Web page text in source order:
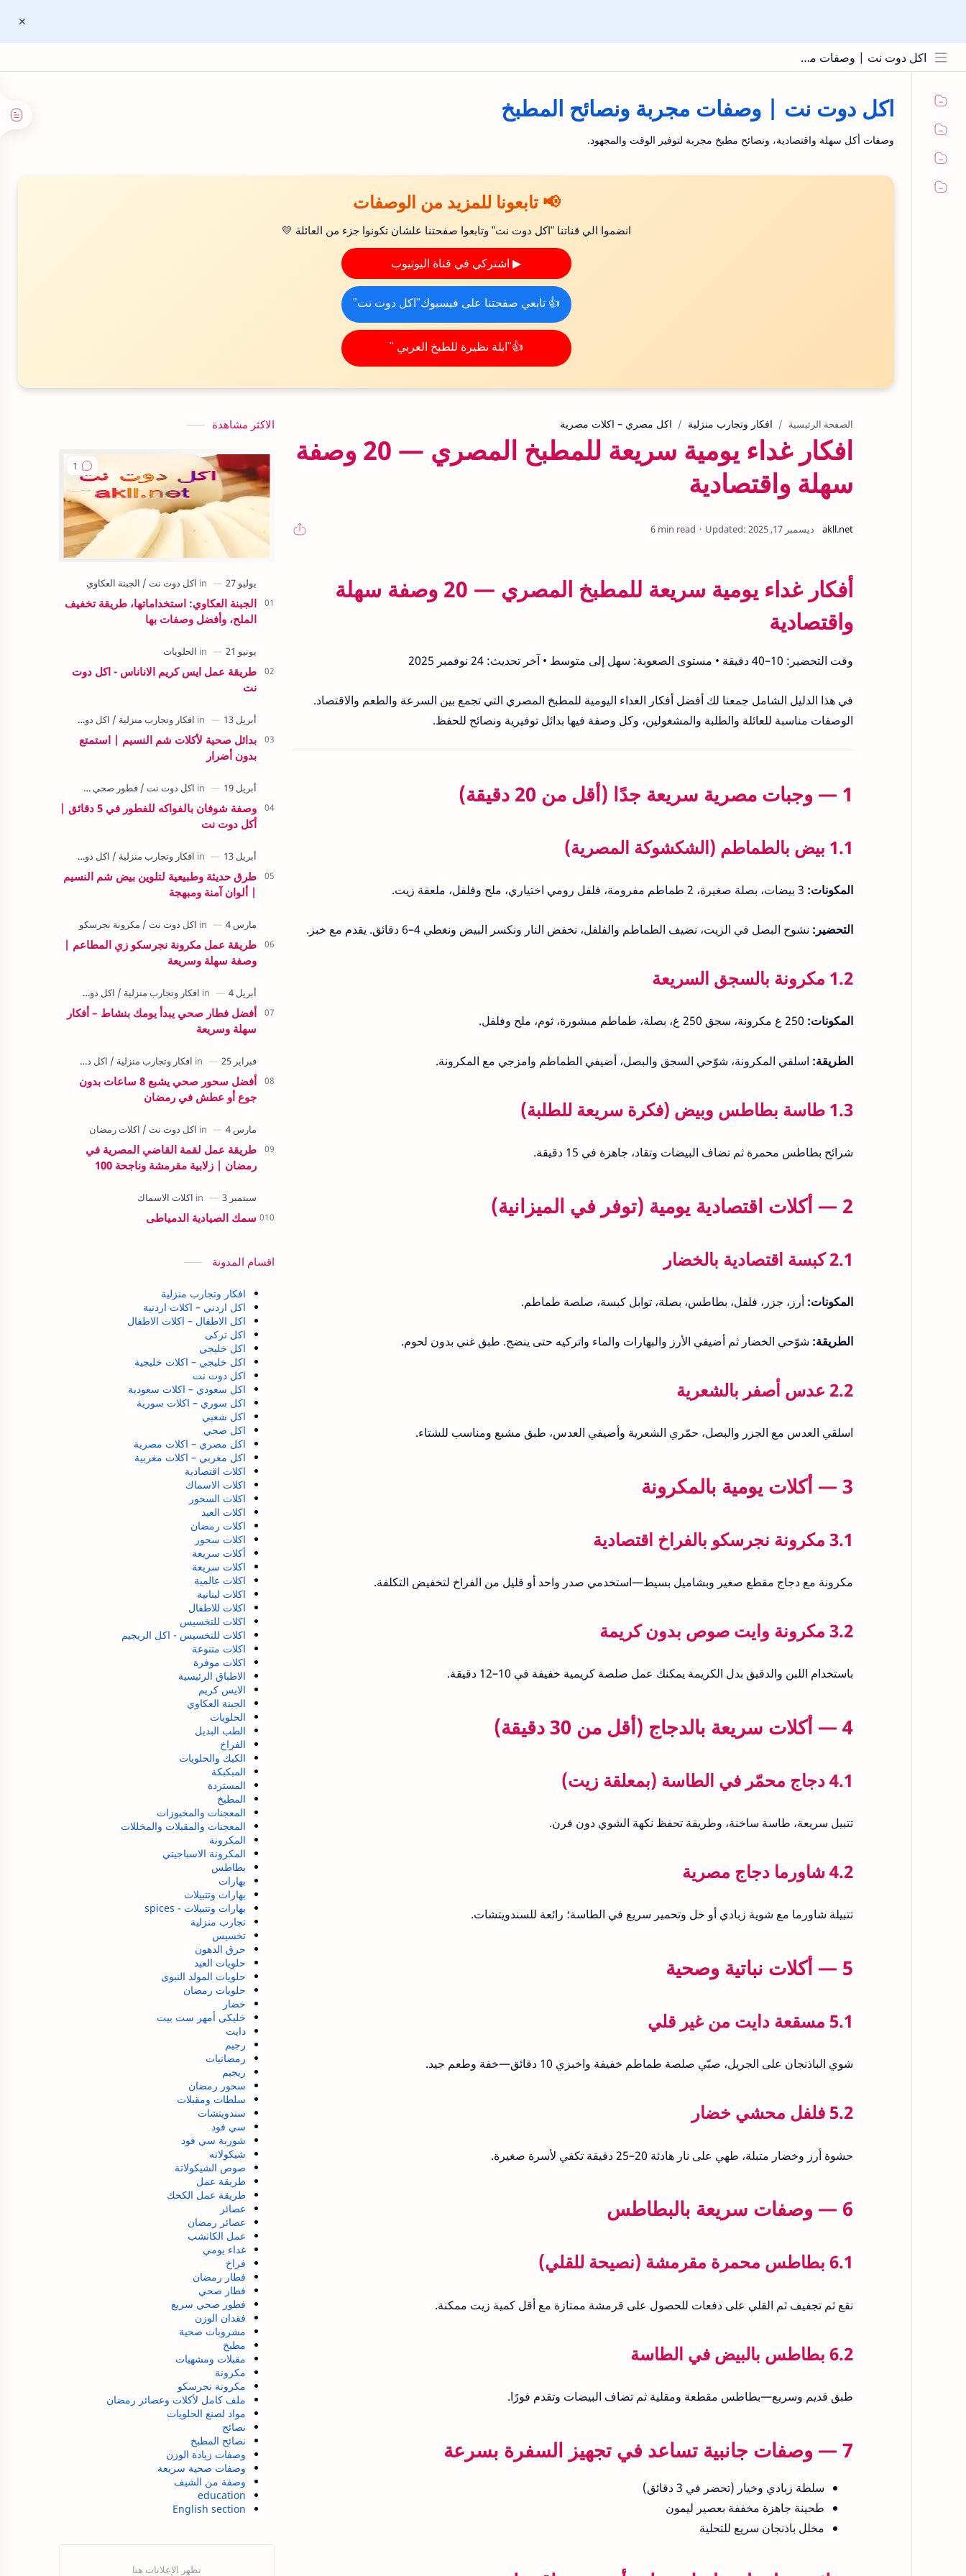
اكل دوت نت | وصفات مجربة ونصائح المطبخ
اكل دوت نت | وصفات مجربة ونصائح المطبخ
وصفات أكل سهلة واقتصادية، ونصائح مطبخ مجربة لتوفير الوقت والمجهود.
📢 تابعونا للمزيد من الوصفات
انضموا الي قناتنا "اكل دوت نت" وتابعوا صفحتنا علشان تكونوا جزء من العائلة 💛
▶ اشتركي في قناة اليوتيوب
👍 تابعي صفحتنا على فيسبوك"اكل دوت نت"
👍"ابلة نظيرة للطبخ العربي "
الصفحة الرئيسية افكار وتجارب منزلية اكل مصري – اكلات مصرية
افكار غداء يومية سريعة للمطبخ المصري — 20 وصفة
سهلة واقتصادية
6 min read
أفكار غداء يومية سريعة للمطبخ المصري — 20 وصفة سهلة
واقتصادية
وقت التحضير: 10–40 دقيقة • مستوى الصعوبة: سهل إلى متوسط • آخر تحديث: 24 نوفمبر 2025
في هذا الدليل الشامل جمعنا لك أفضل أفكار الغداء اليومية للمطبخ المصري التي تجمع بين السرعة والطعم والاقتصاد.
الوصفات مناسبة للعائلة والطلبة والمشغولين، وكل وصفة فيها بدائل توفيرية ونصائح للحفظ.
1 — وجبات مصرية سريعة جدًا (أقل من 20 دقيقة)
1.1 بيض بالطماطم (الشكشوكة المصرية)
المكونات:
التحضير: نشوح البصل في الزيت، نضيف الطماطم والفلفل، نخفض النار ونكسر البيض ونغطي 4–6 دقائق. يقدم مع خبز.
1.2 مكرونة بالسجق السريعة
المكونات:
الطريقة: اسلقي المكرونة، شوّحي السجق والبصل، أضيفي الطماطم وامزجي مع المكرونة.
1.3 طاسة بطاطس وبيض (فكرة سريعة للطلبة)
شرائح بطاطس محمرة ثم تضاف البيضات وتقاد، جاهزة في 15 دقيقة.
2 — أكلات اقتصادية يومية (توفر في الميزانية)
2.1 كبسة اقتصادية بالخضار
المكونات: أرز، جزر، فلفل، بطاطس، بصلة، توابل كبسة، صلصة طماطم.
الطريقة: شوّحي الخضار ثم أضيفي الأرز والبهارات والماء واتركيه حتى ينضج. طبق غني بدون لحوم.
2.2 عدس أصفر بالشعرية
اسلقي العدس مع الجزر والبصل، حمّري الشعرية وأضيفي العدس، طبق مشبع ومناسب للشتاء.
3 — أكلات يومية بالمكرونة
3.1 مكرونة نجرسكو بالفراخ اقتصادية
مكرونة مع دجاج مقطع صغير وبشاميل بسيط—استخدمي صدر واحد أو قليل من الفراخ لتخفيض التكلفة.
3.2 مكرونة وايت صوص بدون كريمة
باستخدام اللبن والدقيق بدل الكريمة يمكنك عمل صلصة كريمية خفيفة في 10–12 دقيقة.
4 — أكلات سريعة بالدجاج (أقل من 30 دقيقة)
4.1 دجاج محمّر في الطاسة (بمعلقة زيت)
تتبيل سريعة، طاسة ساخنة، وطريقة تحفظ نكهة الشوي دون فرن.
4.2 شاورما دجاج مصرية
تتبيلة شاورما مع شوية زبادي أو خل وتحمير سريع في الطاسة؛ رائعة للسندويتشات.
5 — أكلات نباتية وصحية
5.1 مسقعة دايت من غير قلي
شوي الباذنجان على الجريل، صبّي صلصة طماطم خفيفة واخبزي 10 دقائق—خفة وطعم جيد.
5.2 فلفل محشي خضار
حشوة أرز وخضار متبلة، طهي على نار هادئة 20–25 دقيقة تكفي لأسرة صغيرة.
6 — وصفات سريعة بالبطاطس
6.1 بطاطس محمرة مقرمشة (نصيحة للقلي)
نقع ثم تجفيف ثم القلي على دفعات للحصول على قرمشة ممتازة مع أقل كمية زيت ممكنة.
6.2 بطاطس بالبيض في الطاسة
طبق قديم وسريع—بطاطس مقطعة ومقلية ثم تضاف البيضات وتقدم فورًا.
7 — وصفات جانبية تساعد في تجهيز السفرة بسرعة
سلطة زبادي وخيار (تحضر في 3 دقائق)
طحينة جاهزة مخففة بعصير ليمون
مخلل باذنجان سريع للتحلية
الاكثر مشاهدة
الجبنة العكاوي: استخداماتها، طريقة تخفيف
الملح، وأفضل وصفات بها
طريقة عمل ايس كريم الاناناس - اكل دوت
نت
بدائل صحية لأكلات شم النسيم | استمتع
بدون أضرار
وصفة شوفان بالفواكه للفطور في 5 دقائق |
أكل دوت نت
طرق حديثة وطبيعية لتلوين بيض شم النسيم
| ألوان آمنة ومبهجة
طريقة عمل مكرونة نجرسكو زي المطاعم |
وصفة سهلة وسريعة
أفضل فطار صحي يبدأ يومك بنشاط – أفكار
سهلة وسريعة
أفضل سحور صحي يشبع 8 ساعات بدون
جوع أو عطش في رمضان
طريقة عمل لقمة القاضي المصرية في
رمضان | زلابية مقرمشة وناجحة 100
سمك الصيادية الدمياطى
اقسام المدونة
افكار وتجارب منزلية
اكل اردني – اكلات اردنية
اكل الاطفال – اكلات الاطفال
اكل تركى
اكل خليجي
اكل خليجي – اكلات خليجية
اكل دوت نت
اكل سعودي – اكلات سعودية
اكل سوري – اكلات سورية
اكل شعبي
اكل صحي
اكل مصري – اكلات مصرية
اكل مغربي – اكلات مغربية
اكلات اقتصادية
اكلات الاسماك
اكلات السحور
اكلات العيد
اكلات رمضان
اكلات سحور
أكلات سريعة
اكلات سريعة
اكلات عالمية
اكلات لبنانية
اكلات للاطفال
اكلات للتخسيس
اكلات للتخسيس - اكل الريجيم
اكلات متنوعة
اكلات موفرة
الاطباق الرئيسية
الايس كريم
الجبنة العكاوي
الحلويات
الطب البديل
الفراخ
الكيك والحلويات
المبكبكة
المستردة
المطبخ
المعجنات والمخبوزات
المعجنات والمقبلات والمخللات
المكرونة
المكرونة الاسباجيتي
بطاطس
بهارات
بهارات وتتبيلات
بهارات وتتبيلات - spices
تجارب منزلية
تخسيس
حرق الدهون
حلويات العيد
حلويات المولد النبوى
حلويات رمضان
خضار
خليكى أمهر ست بيت
دايت
رجيم
رمضانيات
ريجيم
سحور رمضان
سلطات ومقبلات
سندويتشات
سي فود
شوربة سي فود
شيكولاته
صوص الشيكولاتة
طريقة عمل
طريقة عمل الكحك
عصائر
عصائر رمضان
عمل الكاتشب
غداء يومي
فراخ
فطار رمضان
فطار صحي
فطور صحي سريع
فقدان الوزن
مشروبات صحية
مطبخ
مقبلات ومشهيات
مكرونة
مكرونة نجرسكو
ملف كامل لأكلات وعصائر رمضان
مواد لصنع الحلويات
نصائح
نصائح المطبخ
وصفات زيادة الوزن
وصفات صحية سريعة
وصفة من الشيف
education
English section